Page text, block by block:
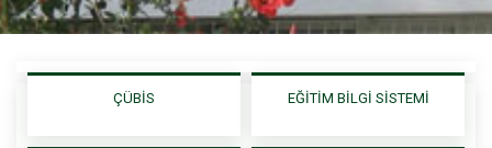
ÇÜBİS EĞİTİM BİLGİ SİSTEMİ